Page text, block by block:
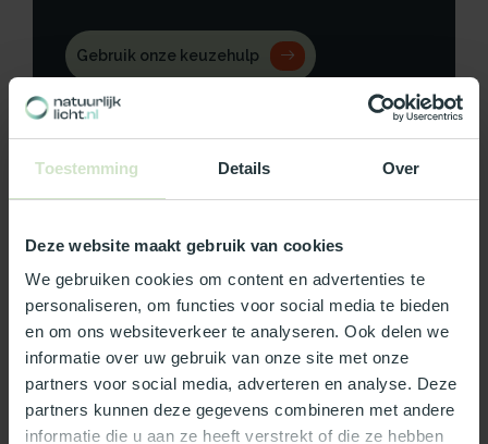
Toestemming Details Over
Deze website maakt gebruik van cookies
We gebruiken cookies om content en advertenties te
personaliseren, om functies voor social media te bieden
en om ons websiteverkeer te analyseren. Ook delen we
informatie over uw gebruik van onze site met onze
partners voor social media, adverteren en analyse. Deze
partners kunnen deze gegevens combineren met andere
informatie die u aan ze heeft verstrekt of die ze hebben
Gebruik onze keuzehulp
Neem contact op
Productomschrijving
Specificaties
Reviews
Wat ons écht bijzonder maakt: